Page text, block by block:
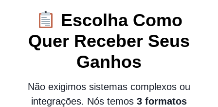
Escolha Como
Quer Receber Seus
Ganhos
Não exigimos sistemas complexos ou
integrações. Nós temos 3 formatos